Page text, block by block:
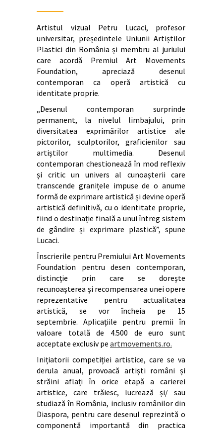
Artistul vizual Petru Lucaci, profesor
universitar, președintele Uniunii Artiștilor
Plastici din România și membru al juriului
care acordă Premiul Art Movements
Foundation, apreciază desenul
contemporan ca operă artistică cu
identitate proprie.
„Desenul contemporan surprinde
permanent, la nivelul limbajului, prin
diversitatea exprimărilor artistice ale
pictorilor, sculptorilor, graficienilor sau
artiștilor multimedia. Desenul
contemporan chestionează în mod reflexiv
și critic un univers al cunoașterii care
transcende granițele impuse de o anume
formă de exprimare artistică și devine operă
artistică definitivă, cu o identitate proprie,
fiind o destinație finală a unui întreg sistem
de gândire și exprimare plastică”, spune
Lucaci.
Înscrierile pentru Premiului Art Movements
Foundation pentru desen contemporan,
distincție prin care se dorește
recunoașterea și recompensarea unei opere
reprezentative pentru actualitatea
artistică, se vor încheia pe 15
septembrie. Aplicațiile pentru premii în
valoare totală de 4.500 de euro sunt
acceptate exclusiv pe artmovements.ro.
Inițiatorii competiției artistice, care se va
derula anual, provoacă artiști români și
străini aflați în orice etapă a carierei
artistice, care trăiesc, lucrează și/ sau
studiază în România, inclusiv românilor din
Diaspora, pentru care desenul reprezintă o
componentă importantă din practica